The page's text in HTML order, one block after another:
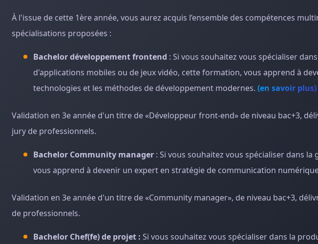
À l'issue de cette 1ère année, vous aurez acquis l’ensemble des compétences
spécialisations proposées :
Bachelor développement frontend : Si vous souhaitez vous spécialiser
d'applications mobiles ou de jeux vidéo, cette formation, vous apprend à
technologies et les méthodes de développement modernes. (en savoir plus)
Validation en 3e année d'un titre de «Développeur front-end» de niveau bac+3,
jury de professionnels.
Bachelor Community manager : Si vous souhaitez vous spécialiser dans
vous apprend à devenir un expert en stratégie de communication
Validation en 3e année d'un titre de «Community manager», de niveau bac+3,
de professionnels.
Bachelor Chef(fe) de projet : Si vous souhaitez vous spécialiser dans la